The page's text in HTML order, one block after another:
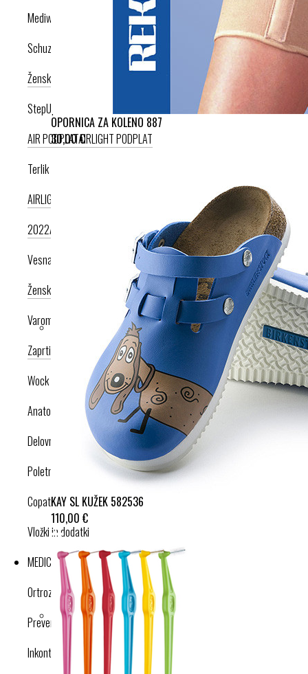
OPORNICA ZA KOLENO 887
30,00 €
KAY SL KUŽEK 582536
110,00 €
Mediwalk
Schuzz
Ženska kolekcija
Moška kolekcija
StepUp
AIR PODPLATAIRLIGHT PODPLAT
Terlik Sabo
AIRLIGHT PODPLAT II. NOVI
AIRLIGHT PODPLAT I. PRODUKT LETA
2022AIRLIGHT PODPLAT I. KRIŽNI PAŠČEKAIR PODPLAT
Vesna anatomic
Ženska kolekcija
Moška kolekcija
Varomed
Zaprti modeli
Odprti modeliNogavice
Wock
Anatomska obutev
Delovna obutev s certifikatom
Poletna obutev
Copati
Vložki in dodatki
MEDICINSKI IZDELKI
Ortroze in opornice
Preventivne kompresijske nogavice
Inkontinenca